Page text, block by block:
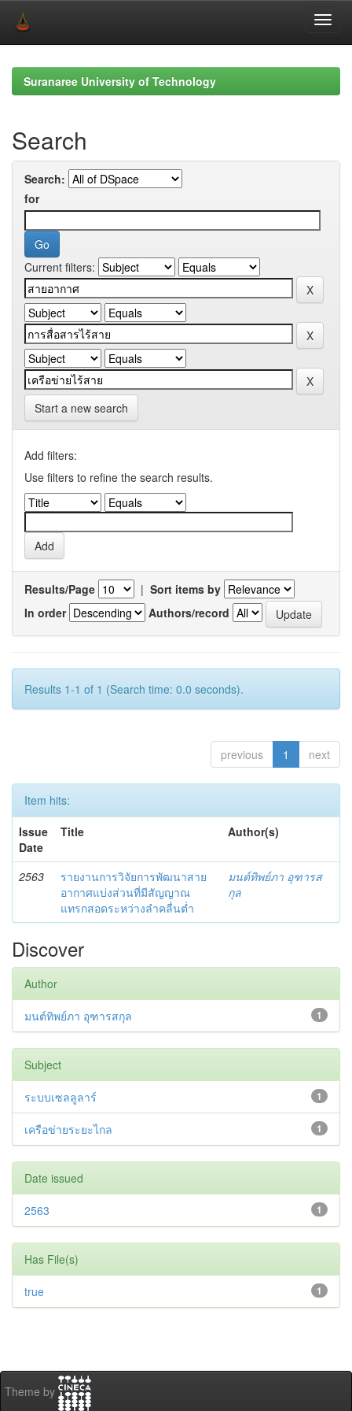
navigationSuranaree University of Technology
Search
Search:
for
Current filters:
Start a new search
Add filters:
Use filters to refine the search results.
Results/Page | Sort items by
In order
Authors/record
Results 1-1 of 1 (Search time: 0.0 seconds).
previous 1 next
Item hits:
Issue
Date
Title Author(s)
2563
รายงานการวิจัยการพัฒนาสาย
อากาศแบ่งส่วนที่มีสัญญาณ
แทรกสอดระหว่างลำคลื่นต่ำ
มนต์ทิพย์ภา อุฑารส
กุล
Discover
Author
1
มนต์ทิพย์ภา อุฑารสกุล
Subject
1
ระบบเซลลูลาร์
1
เครือข่ายระยะไกล
Date issued
1
2563
Has File(s)
1
true
Theme by